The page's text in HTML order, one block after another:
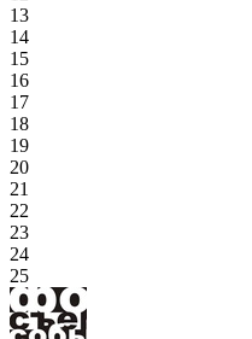
13
14
15
16
17
18
19
20
21
22
23
24
25